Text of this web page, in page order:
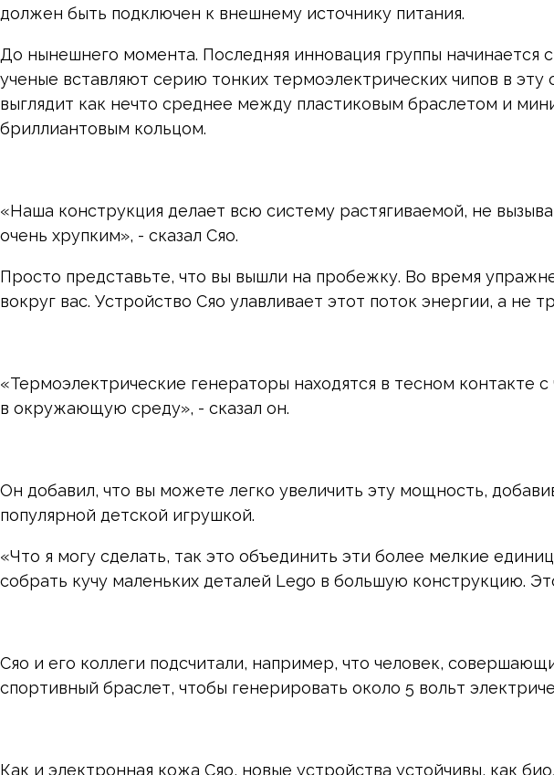
должен быть подключен к внешнему источнику питания.
До нынешнего момента. Последняя инновация группы начинается
ученые вставляют серию тонких термоэлектрических чипов в
выглядит как нечто среднее между пластиковым браслетом и
бриллиантовым кольцом.
«Наша конструкция делает всю систему растягиваемой, не
очень хрупким», - сказал Сяо.
Просто представьте, что вы вышли на пробежку. Во время
вокруг вас. Устройство Сяо улавливает этот поток энергии, а не
«Термоэлектрические генераторы находятся в тесном контакте
в окружающую среду», - сказал он.
Он добавил, что вы можете легко увеличить эту мощность,
популярной детской игрушкой.
«Что я могу сделать, так это объединить эти более мелкие
собрать кучу маленьких деталей Lego в большую конструкцию.
Сяо и его коллеги подсчитали, например, что человек,
спортивный браслет, чтобы генерировать около 5 вольт
Как и электронная кожа Сяо, новые устройства устойчивы, как